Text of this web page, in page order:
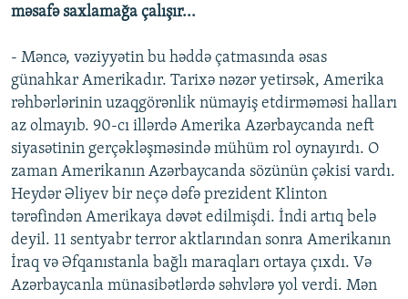
məsafə saxlamağa çalışır...
- Məncə, vəziyyətin bu həddə çatmasında əsas
günahkar Amerikadır. Tarixə nəzər yetirsək, Amerika
rəhbərlərinin uzaqgörənlik nümayiş etdirməməsi halları
az olmayıb. 90-cı illərdə Amerika Azərbaycanda neft
siyasətinin gerçəkləşməsində mühüm rol oynayırdı. O
zaman Amerikanın Azərbaycanda sözünün çəkisi vardı.
Heydər Əliyev bir neçə dəfə prezident Klinton
tərəfindən Amerikaya dəvət edilmişdi. İndi artıq belə
deyil. 11 sentyabr terror aktlarından sonra Amerikanın
İraq və Əfqanıstanla bağlı maraqları ortaya çıxdı. Və
Azərbaycanla münasibətlərdə səhvlərə yol verdi. Mən